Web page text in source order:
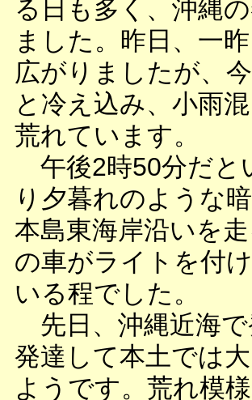
る日も多く、沖縄
ました。昨日、一
広がりましたが、
と冷え込み、小雨
荒れています。
午後2時50分だと
り夕暮れのような
本島東海岸沿いを
の車がライトを付
いる程でした。
先日、沖縄近海
発達して本土では
ようです。荒れ模